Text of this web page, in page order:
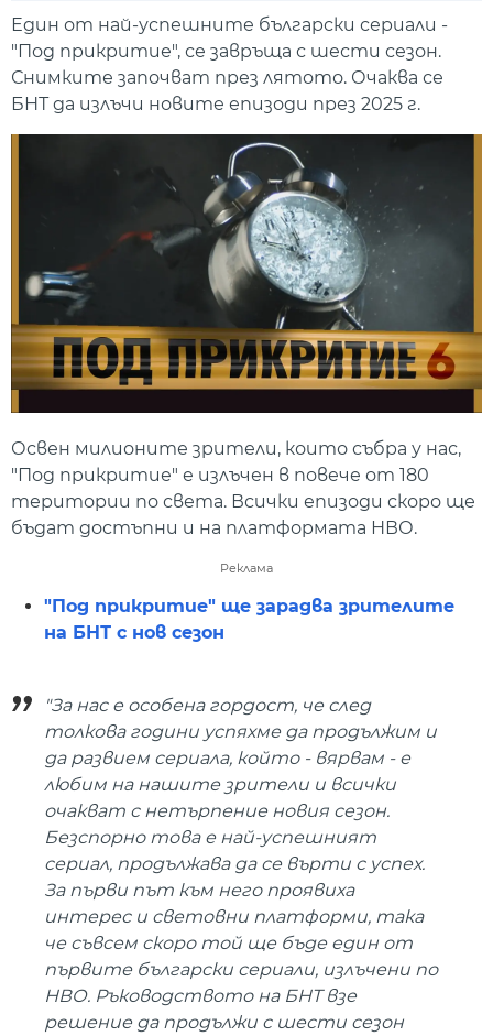
Един от най-успешните български сериали -
"Под прикритие", се завръща с шести сезон.
Снимките започват през лятото. Очаква се
БНТ да излъчи новите епизоди през 2025 г.
Освен милионите зрители, които събра у нас,
"Под прикритие" е излъчен в повече от 180
територии по света. Всички епизоди скоро ще
бъдат достъпни и на платформата НВО.
Реклама
"Под прикритие" ще зарадва зрителите
на БНТ с нов сезон
"За нас е особена гордост, че след
толкова години успяхме да продължим и
да развием сериала, който - вярвам - е
любим на нашите зрители и всички
очакват с нетърпение новия сезон.
Безспорно това е най-успешният
сериал, продължава да се върти с успех.
За първи път към него проявиха
интерес и световни платформи, така
че съвсем скоро той ще бъде един от
първите български сериали, излъчени по
НВО. Ръководството на БНТ взе
решение да продължи с шести сезон